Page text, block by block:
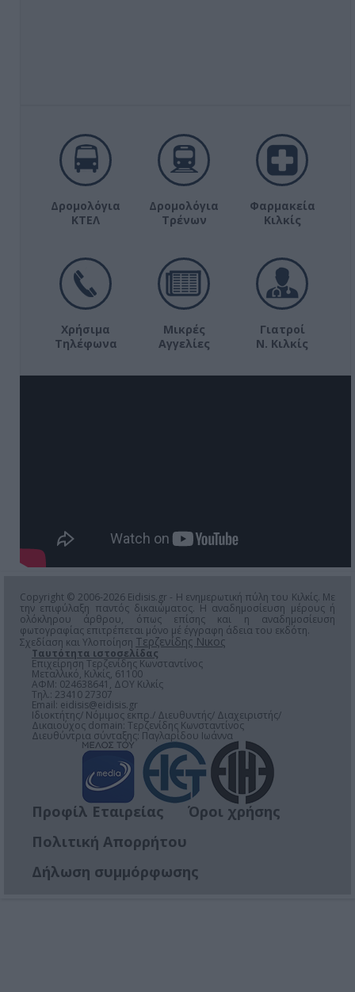
Δρομολόγια
ΚΤΕΛ
Δρομολόγια
Τρένων
Φαρμακεία
Κιλκίς
Χρήσιμα
Τηλέφωνα
Μικρές
Αγγελίες
Γιατροί
Ν. Κιλκίς
Copyright © 2006-2026 Eidisis.gr - Η ενημερωτική πύλη του Κιλκίς. Με
την επιφύλαξη παντός δικαιώματος. Η αναδημοσίευση μέρους ή
ολόκληρου άρθρου, όπως επίσης και η αναδημοσίευση
φωτογραφίας επιτρέπεται μόνο μέ έγγραφη άδεια του εκδότη.
Σχεδίαση και Υλοποίηση Τερζενίδης Νικος
Ταυτότητα ιστοσελίδας
Επιχείρηση Τερζενίδης Κωνσταντίνος
Μεταλλικό, Κιλκίς, 61100
ΑΦΜ: 024638641, ΔΟΥ Κιλκίς
Τηλ.: 23410 27307
Email: eidisis@eidisis.gr
Ιδιοκτήτης/ Νόμιμος εκπρ./ Διευθυντής/ Διαχειριστής/
Δικαιούχος domain: Τερζενίδης Κωνσταντίνος
Διευθύντρια σύνταξης: Παγλαρίδου Ιωάννα
Προφίλ Εταιρείας
Όροι χρήσης
Πολιτική Απορρήτου
Δήλωση συμμόρφωσης